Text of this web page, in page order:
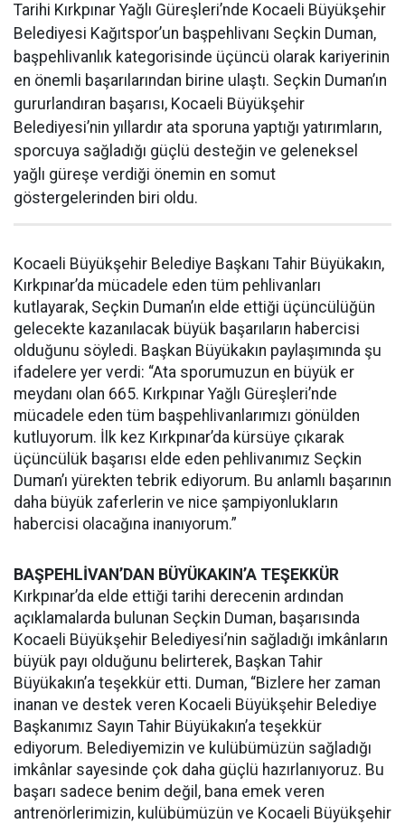
Tarihi Kırkpınar Yağlı Güreşleri’nde Kocaeli Büyükşehir
Belediyesi Kağıtspor’un başpehlivanı Seçkin Duman,
başpehlivanlık kategorisinde üçüncü olarak kariyerinin
en önemli başarılarından birine ulaştı. Seçkin Duman’ın
gururlandıran başarısı, Kocaeli Büyükşehir
Belediyesi’nin yıllardır ata sporuna yaptığı yatırımların,
sporcuya sağladığı güçlü desteğin ve geleneksel
yağlı güreşe verdiği önemin en somut
göstergelerinden biri oldu.
Kocaeli Büyükşehir Belediye Başkanı Tahir Büyükakın,
Kırkpınar’da mücadele eden tüm pehlivanları
kutlayarak, Seçkin Duman’ın elde ettiği üçüncülüğün
gelecekte kazanılacak büyük başarıların habercisi
olduğunu söyledi. Başkan Büyükakın paylaşımında şu
ifadelere yer verdi: “Ata sporumuzun en büyük er
meydanı olan 665. Kırkpınar Yağlı Güreşleri’nde
mücadele eden tüm başpehlivanlarımızı gönülden
kutluyorum. İlk kez Kırkpınar’da kürsüye çıkarak
üçüncülük başarısı elde eden pehlivanımız Seçkin
Duman’ı yürekten tebrik ediyorum. Bu anlamlı başarının
daha büyük zaferlerin ve nice şampiyonlukların
habercisi olacağına inanıyorum.”
BAŞPEHLİVAN’DAN BÜYÜKAKIN’A TEŞEKKÜR
Kırkpınar’da elde ettiği tarihi derecenin ardından
açıklamalarda bulunan Seçkin Duman, başarısında
Kocaeli Büyükşehir Belediyesi’nin sağladığı imkânların
büyük payı olduğunu belirterek, Başkan Tahir
Büyükakın’a teşekkür etti. Duman, “Bizlere her zaman
inanan ve destek veren Kocaeli Büyükşehir Belediye
Başkanımız Sayın Tahir Büyükakın’a teşekkür
ediyorum. Belediyemizin ve kulübümüzün sağladığı
imkânlar sayesinde çok daha güçlü hazırlanıyoruz. Bu
başarı sadece benim değil, bana emek veren
antrenörlerimizin, kulübümüzün ve Kocaeli Büyükşehir